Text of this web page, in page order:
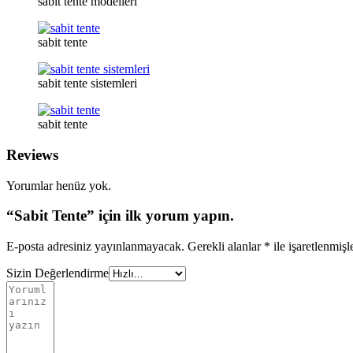
sabit tente
sabit tente sistemleri
sabit tente
Reviews
Yorumlar henüz yok.
“Sabit Tente” için ilk yorum yapın.
E-posta adresiniz yayınlanmayacak. Gerekli alanlar * ile
Sizin Değerlendirme